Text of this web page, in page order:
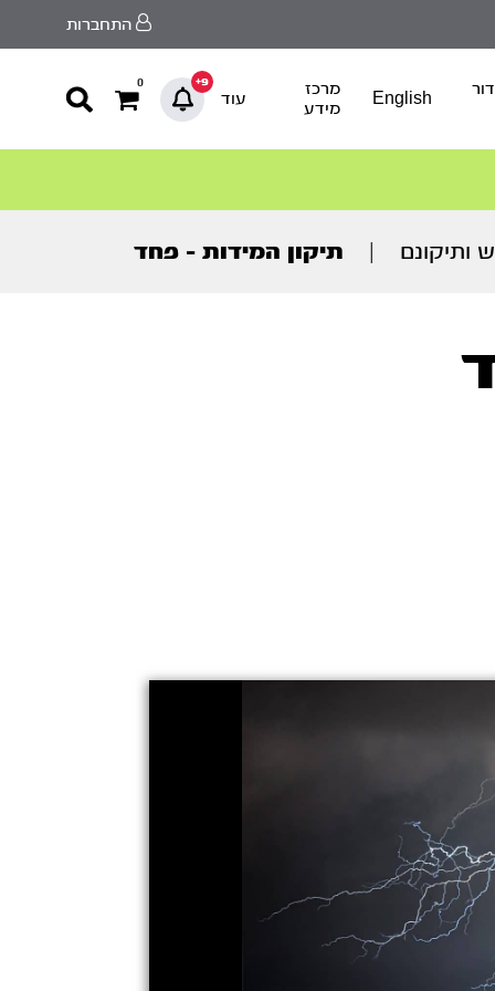
התחברות
English
מרכז
מידע
עוד
9+
0
ותיקונם תיקון המידות – פחד